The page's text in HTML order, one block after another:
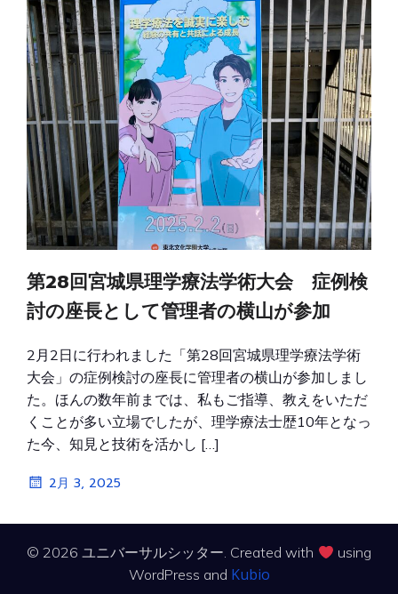
第28回宮城県理学療法学術大会 症例検
討の座長として管理者の横山が参加
2月2日に行われました「第28回宮城県理学療法学術
大会」の症例検討の座長に管理者の横山が参加しまし
た。ほんの数年前までは、私もご指導、教えをいただ
くことが多い立場でしたが、理学療法士歴10年となっ
た今、知見と技術を活かし […]
2月 3, 2025
© 2026 ユニバーサルシッター. Created with
using
WordPress and Kubio